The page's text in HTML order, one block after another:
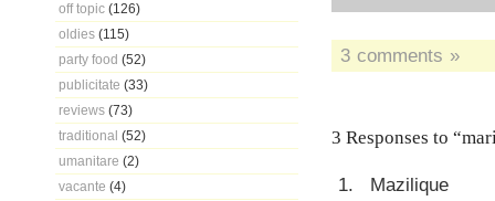
off topic (126)
oldies (115)
party food (52)
publicitate (33)
reviews (73)
traditional (52)
umanitare (2)
vacante (4)
3 comments »
3 Responses to
Mazilique